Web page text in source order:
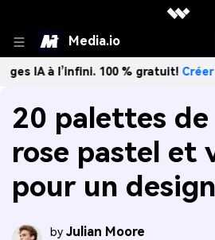
Media.io
l’infini. 100 % gratuit!Créer
20 palettes
rose pastel et
pour un
by Julian Moore